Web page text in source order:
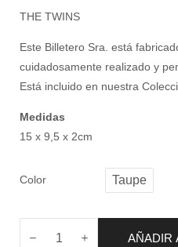
THE TWINS
Este Billetero Sra. está
cuidadosamente realizado y
Está incluido en nuestra
Medidas
15 x 9,5 x 2cm
Color Taupe
AÑADIR